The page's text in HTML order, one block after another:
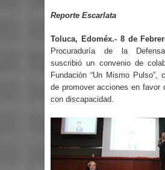
Reporte Escarlata
Toluca, Edoméx.- 8 de
Procuraduría de la
suscribió un convenio de
Fundación “Un Mismo Pulso”,
de promover acciones en favor
con discapacidad.